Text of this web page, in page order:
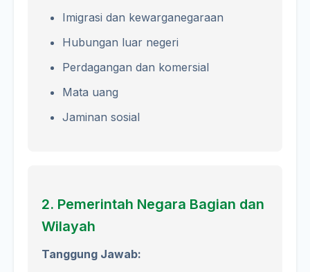
Imigrasi dan kewarganegaraan
Hubungan luar negeri
Perdagangan dan komersial
Mata uang
Jaminan sosial
2. Pemerintah Negara Bagian dan
Wilayah
Tanggung Jawab: